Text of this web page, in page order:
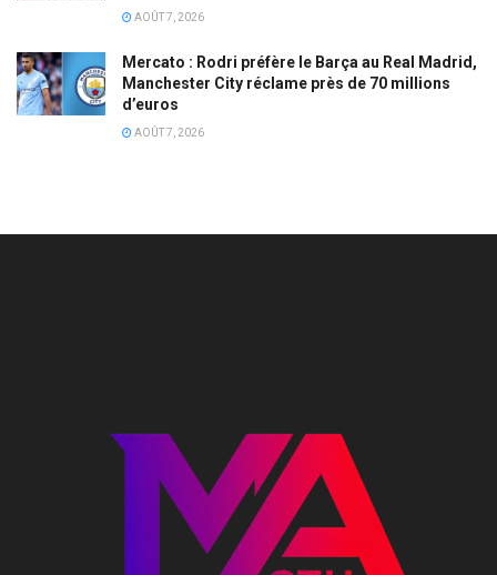
AOÛT 7, 2026
Mercato : Rodri préfère le Barça au Real Madrid,
Manchester City réclame près de 70 millions
d’euros
AOÛT 7, 2026